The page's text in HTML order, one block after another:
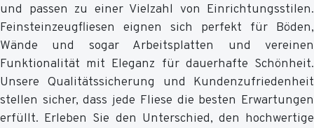
und passen zu einer Vielzahl von Einrichtungsstilen.
Feinsteinzeugfliesen eignen sich perfekt für Böden,
Wände und sogar Arbeitsplatten und vereinen
Funktionalität mit Eleganz für dauerhafte Schönheit.
Unsere Qualitätssicherung und Kundenzufriedenheit
stellen sicher, dass jede Fliese die besten Erwartungen
erfüllt. Erleben Sie den Unterschied, den hochwertige